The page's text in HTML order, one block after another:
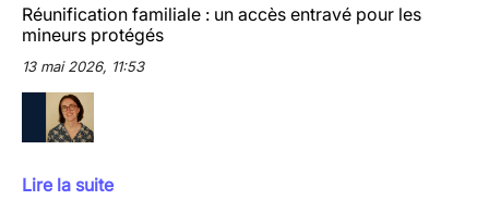
Réunification familiale : un accès entravé pour les
mineurs protégés
13 mai 2026, 11:53
Lire la suite